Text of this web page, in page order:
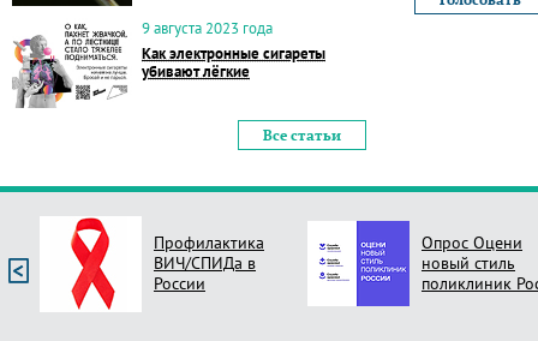
9 августа 2023 года
Как электронные сигареты
убивают лёгкие
Все статьи
Профилактика
ВИЧ/СПИДа в
России
Опрос Оцени
новый стиль
поликлиник